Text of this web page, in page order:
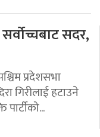
सदर,
प्रदेशसभा
गिरीलाई हटाउने
पार्टीको...